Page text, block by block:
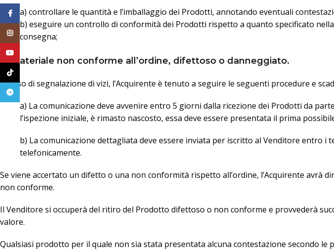
a) controllare le quantità e l’imballaggio dei Prodotti, annotando eventuali
b) eseguire un controllo di conformità dei Prodotti rispetto a quanto specificato
consegna;
6. Materiale non conforme all’ordine, difettoso o danneggiato.
In caso di segnalazione di vizi, l’Acquirente è tenuto a seguire le seguenti procedure e
a) La comunicazione deve avvenire entro 5 giorni dalla ricezione dei Prodotti da
l’ispezione iniziale, è rimasto nascosto, essa deve essere presentata il prima
b) La comunicazione dettagliata deve essere inviata per iscritto al Venditore entro
telefonicamente.
Se viene accertato un difetto o una non conformità rispetto all’ordine, l’Acquirente avrà
non conforme.
Il Venditore si occuperà del ritiro del Prodotto difettoso o non conforme e provvederà
valore.
Qualsiasi prodotto per il quale non sia stata presentata alcuna contestazione secondo
Facebook
Instagram